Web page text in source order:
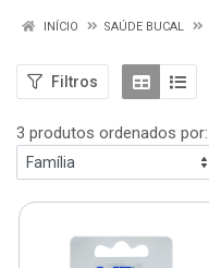
INÍCIO SAÚDE BUCAL
Filtros
3 produtos ordenados por: